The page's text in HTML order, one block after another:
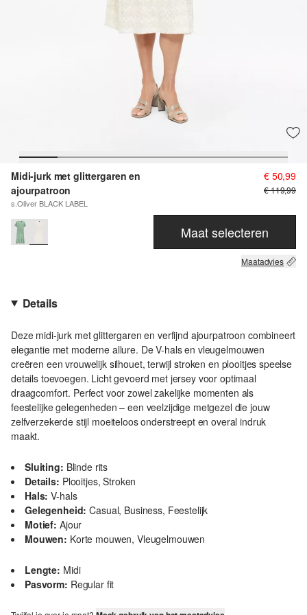
Midi-jurk met glittergaren en
ajourpatroon
s.Oliver BLACK LABEL
€ 50,99
€ 119,99
Maat selecteren
Maatadvies
Details
Deze midi-jurk met glittergaren en verfijnd ajourpatroon combineert
elegantie met moderne allure. De V-hals en vleugelmouwen
creëren een vrouwelijk silhouet, terwijl stroken en plooitjes speelse
details toevoegen. Licht gevoerd met jersey voor optimaal
draagcomfort. Perfect voor zowel zakelijke momenten als
feestelijke gelegenheden – een veelzijdige metgezel die jouw
zelfverzekerde stijl moeiteloos onderstreept en overal indruk
maakt.
Sluiting: Blinde rits
Details: Plooitjes, Stroken
Hals: V-hals
Gelegenheid: Casual, Business, Feestelijk
Motief: Ajour
Mouwen: Korte mouwen, Vleugelmouwen
Lengte: Midi
Pasvorm: Regular fit